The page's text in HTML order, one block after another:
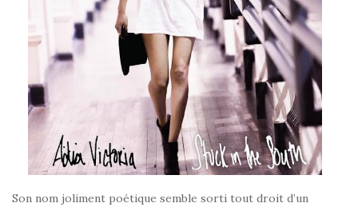
Son nom joliment poétique semble sorti tout droit d’un